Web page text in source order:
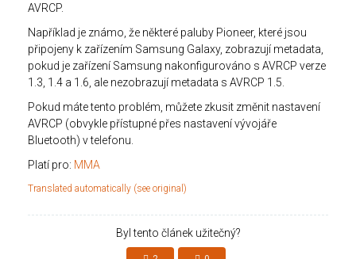
AVRCP.
Například je známo, že některé paluby Pioneer, které jsou
připojeny k zařízením Samsung Galaxy, zobrazují metadata,
pokud je zařízení Samsung nakonfigurováno s AVRCP verze
1.3, 1.4 a 1.6, ale nezobrazují metadata s AVRCP 1.5.
Pokud máte tento problém, můžete zkusit změnit nastavení
AVRCP (obvykle přístupné přes nastavení vývojáře
Bluetooth) v telefonu.
Platí pro: MMA
Translated automatically (see original)
Byl tento článek užitečný?